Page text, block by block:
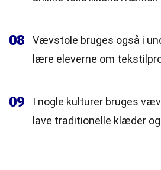
08
Vævstole bruges også i
lære eleverne om
09
I nogle kulturer bruges
lave traditionelle klæder